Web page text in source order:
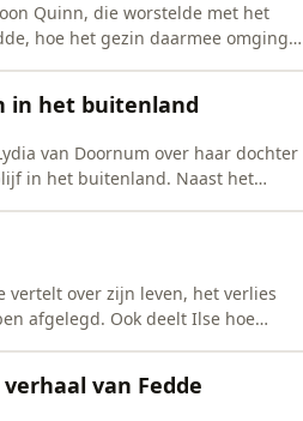
Quinn, die worstelde met het
hoe het gezin daarmee omging
in het buitenland
van Doornum over haar dochter
in het buitenland. Naast het
vertelt over zijn leven, het verlies
afgelegd. Ook deelt Ilse hoe
van Fedde